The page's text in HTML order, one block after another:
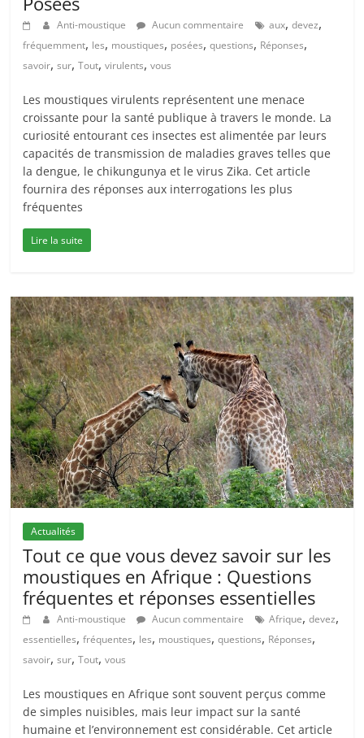
Anti-moustique Aucun commentaire aux,devez,
fréquemment, les, moustiques, posées,questions, Réponses,
savoir,sur,Tout,virulents,vous
Les moustiques virulents représentent une menace
croissante pour la santé publique à travers le monde. La
curiosité entourant ces insectes est alimentée par leurs
capacités de transmission de maladies graves telles que
la dengue, le chikungunya et le virus Zika. Cet article
fournira des réponses aux interrogations les plus
fréquentes
Lire la suite
Actualités
Tout ce que vous devez savoir sur les
moustiques en Afrique : Questions
fréquentes et réponses essentielles
Anti-moustique Aucun commentaire Afrique,devez,
essentielles,fréquentes, les, moustiques,questions, Réponses,
savoir,sur,Tout,vous
Les moustiques en Afrique sont souvent perçus comme
de simples nuisibles, mais leur impact sur la santé
humaine et l’environnement est considérable. Cet article